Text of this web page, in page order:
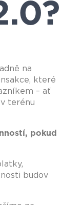
na
které
– ať
terénu
pokud
budov